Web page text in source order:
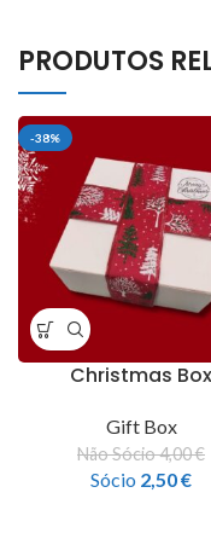
PRODUTOS
-38%
Christmas Box
Gift Box
Não Sócio4,00€
Sócio 2,50€